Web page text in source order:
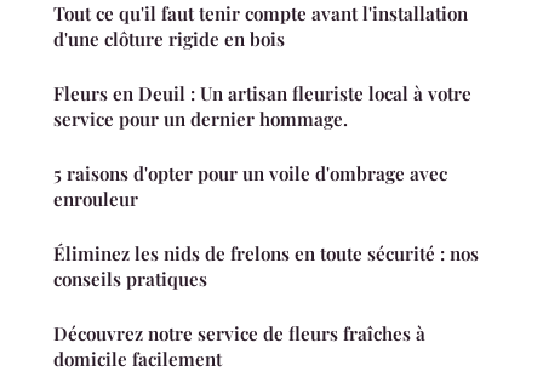
Tout ce qu'il faut tenir compte avant l'installation
d'une clôture rigide en bois
Fleurs en Deuil : Un artisan fleuriste local à votre
service pour un dernier hommage.
5 raisons d'opter pour un voile d'ombrage avec
enrouleur
Éliminez les nids de frelons en toute sécurité : nos
conseils pratiques
Découvrez notre service de fleurs fraîches à
domicile facilement